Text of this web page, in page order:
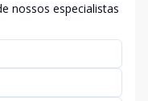
nossos especialistas